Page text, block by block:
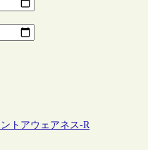
トアウェアネス-R